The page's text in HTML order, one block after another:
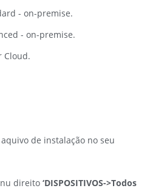
- on-premise.
- on-premise.
Cloud.
de instalação no seu
direito ‘DISPOSITIVOS->Todos